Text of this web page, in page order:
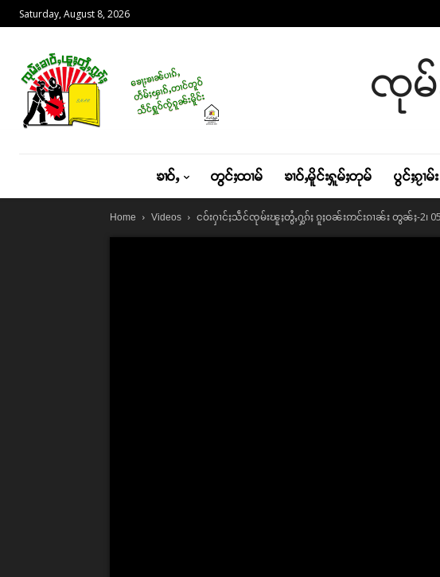
Saturday, August 8, 2026
ၸုမ်
ၶၢဝ်ႇ တွင်ႈထၢမ် ၶၢဝ်ႇမိူင်းႁူမ်ႈတုမ် ပွင်ႈၵႂၢမ်း
Home Videos ငဝ်းႁၢင်ႈသဵင်ၸုမ်းၽူႈတွႆႇႁွၵ်ႈ ၵူႈဝၼ်းဢင်းၵၢၼ်း တွၼ်ႈ-2၊ 05/